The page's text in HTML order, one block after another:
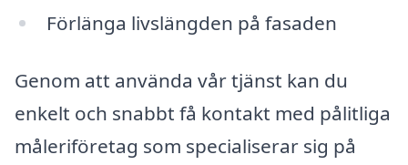
Förlänga livslängden på fasaden
Genom att använda vår tjänst kan du
enkelt och snabbt få kontakt med pålitliga
måleriföretag som specialiserar sig på